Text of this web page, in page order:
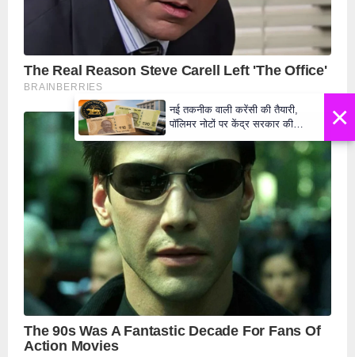
×
नई तकनीक वाली करेंसी की तैयारी,
पॉलिमर नोटों पर केंद्र सरकार की
मुहर,जल्द बाजार में दिखेंगे प्लास्टिक के
₹10 और ₹20 के नोट - Daily Lok
Manch PM Modi U